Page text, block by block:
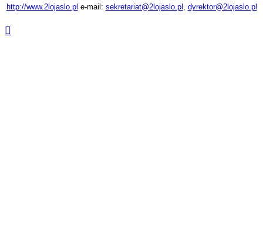
http://www.2lojaslo.pl e-mail: sekretariat@2lojaslo.pl , dyrektor@2lojaslo.pl